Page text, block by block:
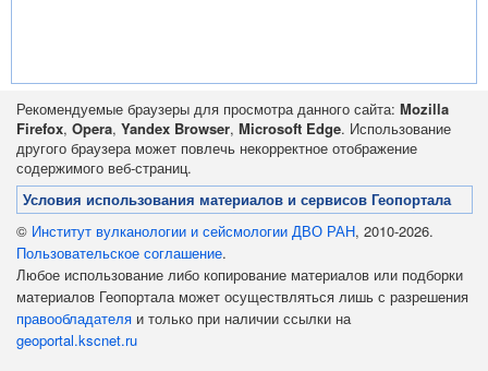
Рекомендуемые браузеры для просмотра данного сайта: Mozilla
Firefox, Opera, Yandex Browser, Microsoft Edge. Использование
другого браузера может повлечь некорректное отображение
содержимого веб-страниц.
Условия использования материалов и сервисов Геопортала
© Институт вулканологии и сейсмологии ДВО РАН, 2010-2026.
Пользовательское соглашение.
Любое использование либо копирование материалов или подборки
материалов Геопортала может осуществляться лишь с разрешения
правообладателя и только при наличии ссылки на
geoportal.kscnet.ru